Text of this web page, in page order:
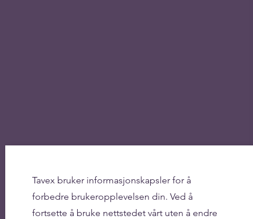
Tavex bruker informasjonskapsler for å
forbedre brukeropplevelsen din. Ved å
fortsette å bruke nettstedet vårt uten å endre